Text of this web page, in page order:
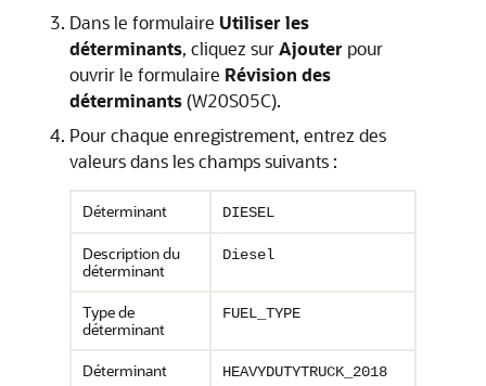
Dans le formulaire Utiliser les
déterminants, cliquez surAjouter pour
ouvrir le formulaire Révision des
déterminants(W20S05C).
Pour chaque enregistrement, entrez des
valeurs dans les champs suivants :
Déterminant DIESEL
Description du
déterminant
Diesel
Type de
déterminant
FUEL_TYPE
Déterminant HEAVYDUTYTRUCK_2018